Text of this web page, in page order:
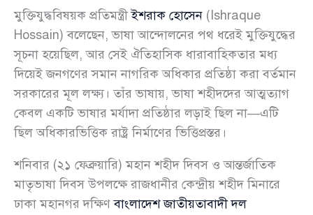
মুক্তিযুদ্ধবিষয়ক প্রতিমন্ত্রীইশরাক হোসেন (Ishraque
Hossain) বলেছেন, ভাষা আন্দোলনের পথ ধরেই মুক্তিযুদ্ধের
সূচনা হয়েছিল, আর সেই ঐতিহাসিক ধারাবাহিকতার মধ্য
দিয়েই জনগণের সমান নাগরিক অধিকার প্রতিষ্ঠা করা বর্তমান
সরকারের মূল লক্ষ্য। তাঁর ভাষায়, ভাষা শহীদদের আত্মত্যাগ
কেবল একটি ভাষার মর্যাদা প্রতিষ্ঠার লড়াই ছিল না—এটি
ছিল অধিকারভিত্তিক রাষ্ট্র নির্মাণের ভিত্তিপ্রস্তর।
শনিবার (২১ ফেব্রুয়ারি) মহান শহীদ দিবস ও আন্তর্জাতিক
মাতৃভাষা দিবস উপলক্ষে রাজধানীর কেন্দ্রীয় শহীদ মিনারে
ঢাকা মহানগর দক্ষিণবাংলাদেশ জাতীয়তাবাদী দল